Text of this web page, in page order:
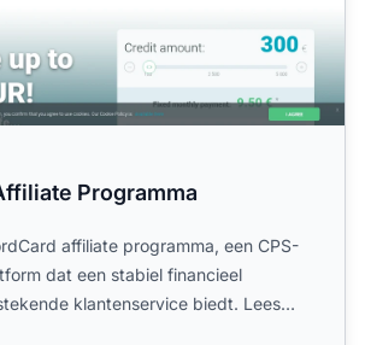
Programma
affiliate programma, een CPS-
dat een stabiel financieel
klantenservice biedt. Lees